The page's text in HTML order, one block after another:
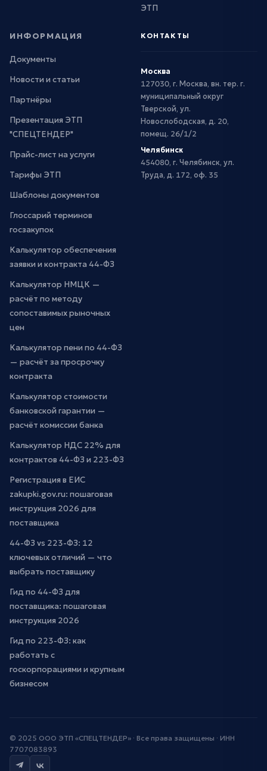
ЭТП
ИНФОРМАЦИЯ
Документы
Новости и статьи
Партнёры
Презентация ЭТП
"СПЕЦТЕНДЕР"
Прайс-лист на услуги
Тарифы ЭТП
Шаблоны документов
Глоссарий терминов
госзакупок
Калькулятор обеспечения
заявки и контракта 44-ФЗ
Калькулятор НМЦК —
расчёт по методу
сопоставимых рыночных
цен
Калькулятор пени по 44-ФЗ
— расчёт за просрочку
контракта
Калькулятор стоимости
банковской гарантии —
расчёт комиссии банка
Калькулятор НДС 22% для
контрактов 44-ФЗ и 223-ФЗ
Регистрация в ЕИС
zakupki.gov.ru: пошаговая
инструкция 2026 для
поставщика
44-ФЗ vs 223-ФЗ: 12
ключевых отличий — что
выбрать поставщику
Гид по 44-ФЗ для
поставщика: пошаговая
инструкция 2026
Гид по 223-ФЗ: как
работать с
госкорпорациями и крупным
бизнесом
КОНТАКТЫ
Москва
127030, г. Москва, вн. тер. г.
муниципальный округ
Тверской, ул.
Новослободская, д. 20,
помещ. 26/1/2
Челябинск
454080, г. Челябинск, ул.
Труда, д. 172, оф. 35
© 2025 ООО ЭТП «СПЕЦТЕНДЕР» · Все права защищены · ИНН
7707083893